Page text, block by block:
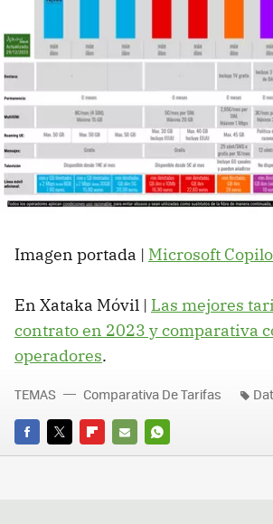
Imagen portada | Microsoft
En Xataka Móvil | Las mejores
contrato en 2023 y comparativa
operadores.
FACEBOOK
TWITTERFLIPBOARD
E-
WHATSAPP
TEMAS Comparativa De Tarifas